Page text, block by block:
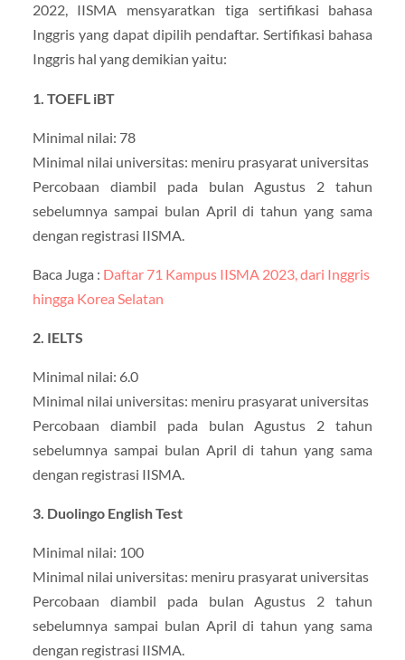
2022, IISMA mensyaratkan tiga sertifikasi bahasa
Inggris yang dapat dipilih pendaftar. Sertifikasi bahasa
Inggris hal yang demikian yaitu:
1. TOEFL iBT
Minimal nilai: 78
Minimal nilai universitas: meniru prasyarat universitas
Percobaan diambil pada bulan Agustus 2 tahun
sebelumnya sampai bulan April di tahun yang sama
dengan registrasi IISMA.
Baca Juga : Daftar 71 Kampus IISMA 2023, dari Inggris
hingga Korea Selatan
2. IELTS
Minimal nilai: 6.0
Minimal nilai universitas: meniru prasyarat universitas
Percobaan diambil pada bulan Agustus 2 tahun
sebelumnya sampai bulan April di tahun yang sama
dengan registrasi IISMA.
3. Duolingo English Test
Minimal nilai: 100
Minimal nilai universitas: meniru prasyarat universitas
Percobaan diambil pada bulan Agustus 2 tahun
sebelumnya sampai bulan April di tahun yang sama
dengan registrasi IISMA.